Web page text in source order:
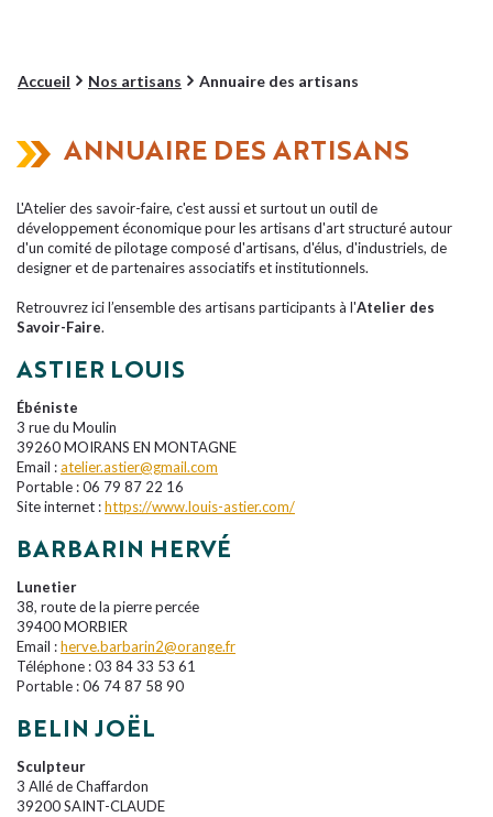
Accueil Nos artisans Annuaire des artisans
ANNUAIRE DES ARTISANS
L'Atelier des savoir-faire, c'est aussi et surtout un outil de
développement économique pour les artisans d'art structuré autour
d'un comité de pilotage composé d'artisans, d'élus, d'industriels, de
designer et de partenaires associatifs et institutionnels.
Retrouvrez ici l’ensemble des artisans participants à l'Atelier des
Savoir-Faire.
ASTIER LOUIS
Ébéniste
3 rue du Moulin
39260 MOIRANS EN MONTAGNE
Email :atelier.astier@gmail.com
Portable : 06 79 87 22 16
Site internet :https://www.louis-astier.com/
BARBARIN HERVÉ
Lunetier
38, route de la pierre percée
39400 MORBIER
Email :herve.barbarin2@orange.fr
Téléphone : 03 84 33 53 61
Portable : 06 74 87 58 90
BELIN JOËL
Sculpteur
3 Allé de Chaffardon
39200 SAINT-CLAUDE